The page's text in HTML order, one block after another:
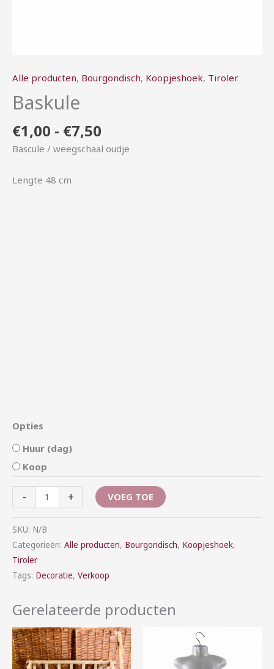
Alle producten, Bourgondisch, Koopjeshoek, Tiroler
Baskule
€1,00 - €7,50
Bascule / weegschaal oudje
Lengte 48 cm
Opties
Huur (dag)
Koop
- + VOEG TOE
SKU: N/B
Categorieën: Alle producten, Bourgondisch, Koopjeshoek,
Tiroler
Tags: Decoratie, Verkoop
Gerelateerde producten
Prijsklasse:
€30,00
tot
€275,00
tot
€5,00